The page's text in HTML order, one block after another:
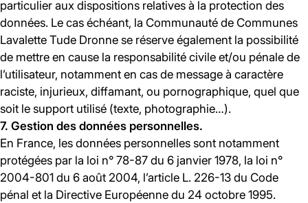
particulier aux dispositions relatives à la protection des
données. Le cas échéant, la Communauté de Communes
Lavalette Tude Dronne se réserve également la possibilité
de mettre en cause la responsabilité civile et/ou pénale de
l’utilisateur, notamment en cas de message à caractère
raciste, injurieux, diffamant, ou pornographique, quel que
soit le support utilisé (texte, photographie…).
7. Gestion des données personnelles.
En France, les données personnelles sont notamment
protégées par la loi n° 78-87 du 6 janvier 1978, la loi n°
2004-801 du 6 août 2004, l’article L. 226-13 du Code
pénal et la Directive Européenne du 24 octobre 1995.